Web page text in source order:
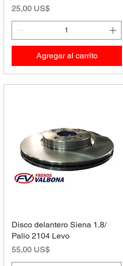
Precio
25,00 US$
Agregar al carrito
Disco delantero Siena 1.8/
Palio 2104 Levo
Precio
55,00 US$